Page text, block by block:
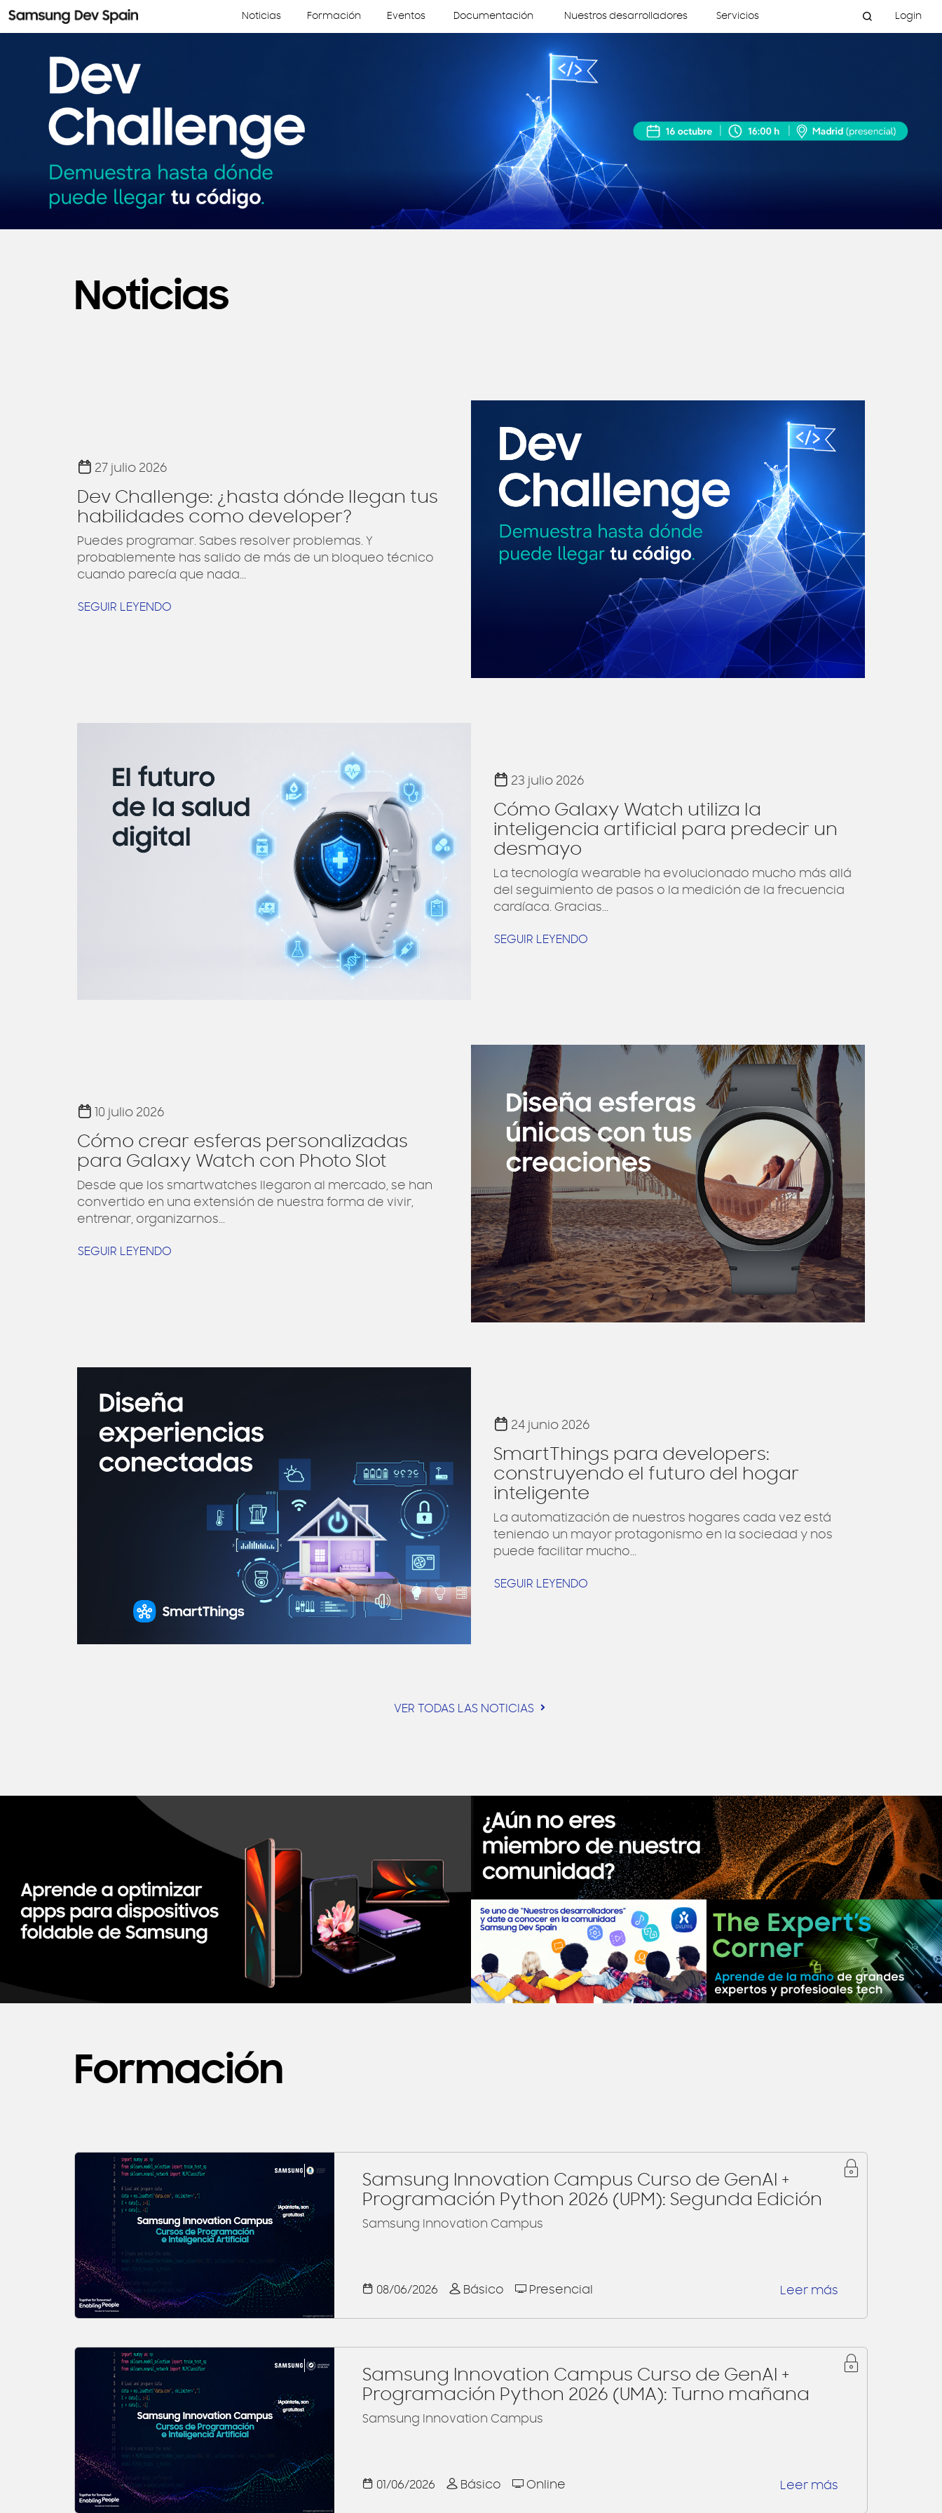
Noticias Formación Eventos Documentación Nuestros desarrolladores Servicios Login
Noticias
27 julio 2026
Dev Challenge: ¿hasta dónde llegan tus
habilidades como developer?
Puedes programar. Sabes resolver problemas. Y
probablemente has salido de más de un bloqueo técnico
cuando parecía que nada...
SEGUIR LEYENDO
23 julio 2026
Cómo Galaxy Watch utiliza la
inteligencia artificial para predecir un
desmayo
La tecnología wearable ha evolucionado mucho más allá
del seguimiento de pasos o la medición de la frecuencia
cardíaca. Gracias...
SEGUIR LEYENDO
10 julio 2026
Cómo crear esferas personalizadas
para Galaxy Watch con Photo Slot
Desde que los smartwatches llegaron al mercado, se han
convertido en una extensión de nuestra forma de vivir,
entrenar, organizarnos...
SEGUIR LEYENDO
24 junio 2026
SmartThings para developers:
construyendo el futuro del hogar
inteligente
La automatización de nuestros hogares cada vez está
teniendo un mayor protagonismo en la sociedad y nos
puede facilitar mucho...
SEGUIR LEYENDO
VER TODAS LAS NOTICIAS
Formación
Samsung Innovation Campus Curso de GenAI +
Programación Python 2026 (UPM): Segunda Edición
Samsung Innovation Campus
08/06/2026 Básico Presencial Leer más
Samsung Innovation Campus Curso de GenAI +
Programación Python 2026 (UMA): Turno mañana
Samsung Innovation Campus
01/06/2026 Básico Online Leer más